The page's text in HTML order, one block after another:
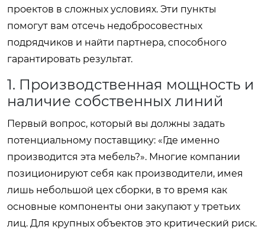
проектов в сложных условиях. Эти пункты
помогут вам отсечь недобросовестных
подрядчиков и найти партнера, способного
гарантировать результат.
1. Производственная мощность и
наличие собственных линий
Первый вопрос, который вы должны задать
потенциальному поставщику: «Где именно
производится эта мебель?». Многие компании
позиционируют себя как производители, имея
лишь небольшой цех сборки, в то время как
основные компоненты они закупают у третьих
лиц. Для крупных объектов это критический риск.